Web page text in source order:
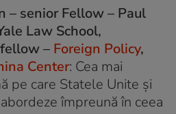
– senior Fellow – Paul
Law School,
– Foreign Policy,
Center: Cea mai
pe care Statele Unite și
împreună în ceea